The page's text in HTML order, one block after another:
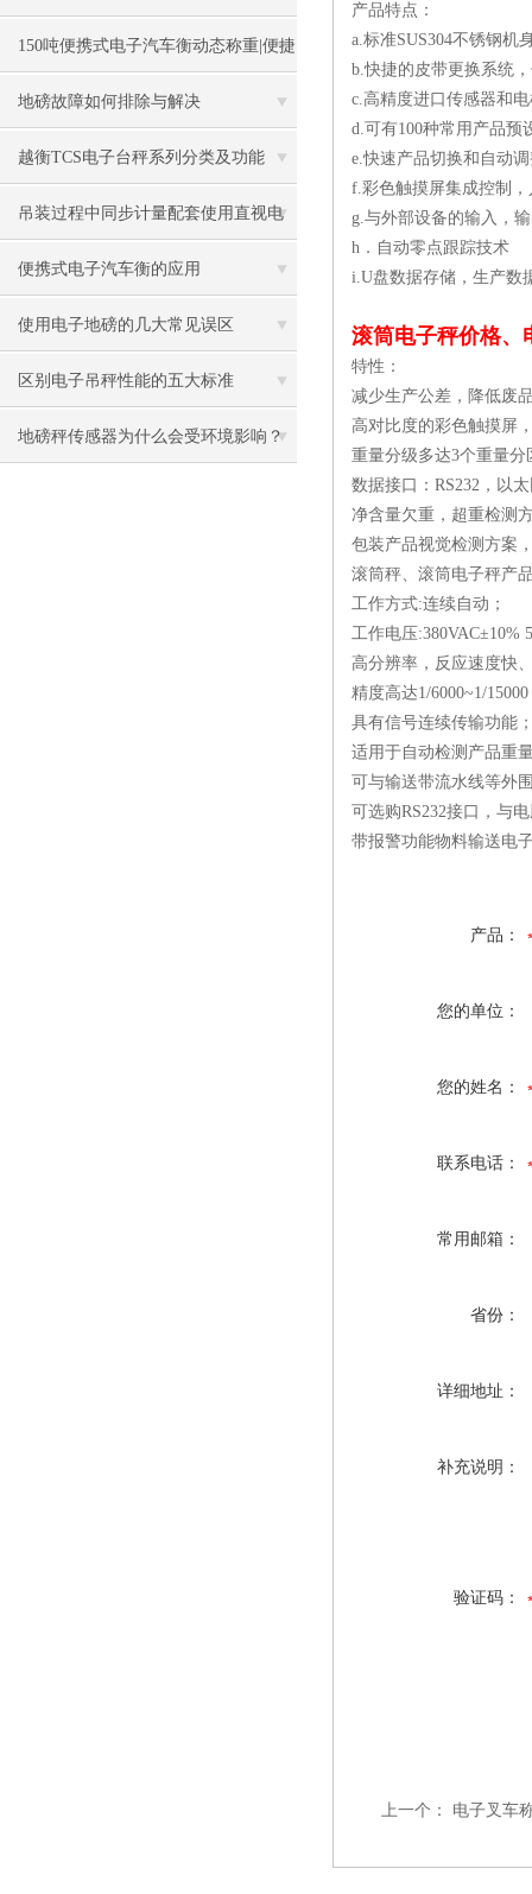
率
150吨便携式电子汽车衡动态称重|便捷
式汽车衡动态介绍
地磅故障如何排除与解决
越衡TCS电子台秤系列分类及功能
吊装过程中同步计量配套使用直视电
子吊秤
便携式电子汽车衡的应用
使用电子地磅的几大常见误区
区别电子吊秤性能的五大标准
地磅秤传感器为什么会受环境影响？
产品特点：
a.标准SUS304不锈钢机
b.快捷的皮带更换系统
c.高精度进口传感器和
d.可有100种常用产品预
e.快速产品切换和自动
f.彩色触摸屏集成控制
g.与外部设备的输入，
h．自动零点跟踪技术
i.U盘数据存储，生产数
滚筒电子秤价格、
特性：
减少生产公差，降低废
高对比度的彩色触摸屏
重量分级多达3个重量分
数据接口：RS232，以
净含量欠重，超重检测
包装产品视觉检测方案
滚筒秤、滚筒电子秤产
工作方式:连续自动；
工作电压:380VAC±10%
高分辨率，反应速度快
精度高达1/6000~1/
具有信号连续传输功能
适用于自动检测产品重
可与输送带流水线等外
可选购RS232接口，与
带报警功能物料输送电
产品：
您的单位：
您的姓名：
联系电话：
常用邮箱：
省份：
详细地址：
补充说明：
验证码：
上一个： 电子叉车